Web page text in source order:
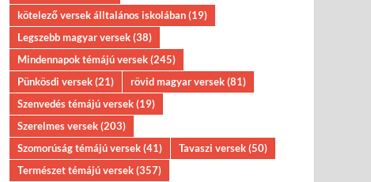
kötelező versek álltalános iskolában(19)
Legszebb magyar versek(38)
Mindennapok témájú versek(245)
Pünkösdi versek(21) rövid magyar versek(81)
Szenvedés témájú versek(19)
Szerelmes versek(203)
Szomorúság témájú versek(41) Tavaszi versek(50)
Természet témájú versek(357)